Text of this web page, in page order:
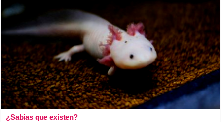
¿Sabías que existen?